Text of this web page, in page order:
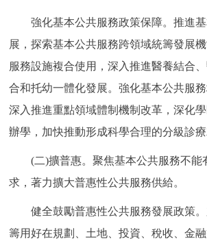
強化基本公共服務政策保障。推進基
展，探索基本公共服務跨領域統籌發展
服務設施複合使用，深入推進醫養結合
合和托幼一體化發展。強化基本公共服務
深入推進重點領域體制機制改革，深化
辦學，加快推動形成科學合理的分級診療
(二)擴普惠。聚焦基本公共服務不能
求，著力擴大普惠性公共服務供給。
健全鼓勵普惠性公共服務發展政策。
籌用好在規劃、土地、投資、稅收、金